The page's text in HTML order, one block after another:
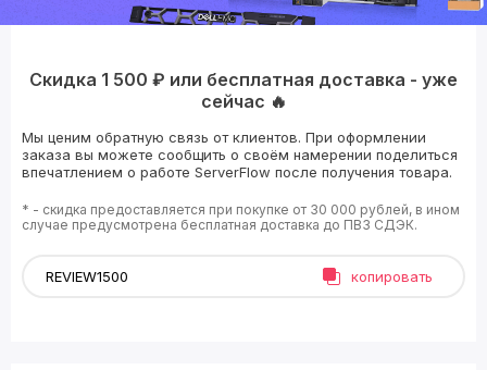
Скидка 1 500 ₽ или бесплатная доставка - уже
сейчас 🔥
Мы ценим обратную связь от клиентов. При оформлении
заказа вы можете сообщить о своём намерении поделиться
впечатлением о работе ServerFlow после получения товара.
* - скидка предоставляется при покупке от 30 000 рублей, в ином
случае предусмотрена бесплатная доставка до ПВЗ СДЭК.
копировать